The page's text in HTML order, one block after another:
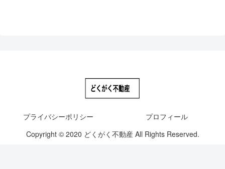
プライバシーポリシー
プロフィール
Copyright © 2020 どくがく不動産 All Rights Reserved.